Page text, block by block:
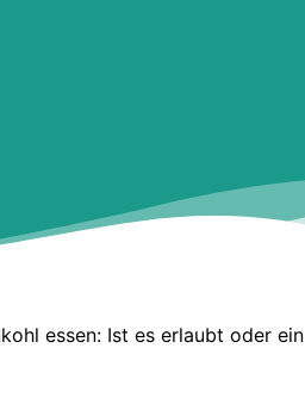
essen: Ist es erlaubt oder ein